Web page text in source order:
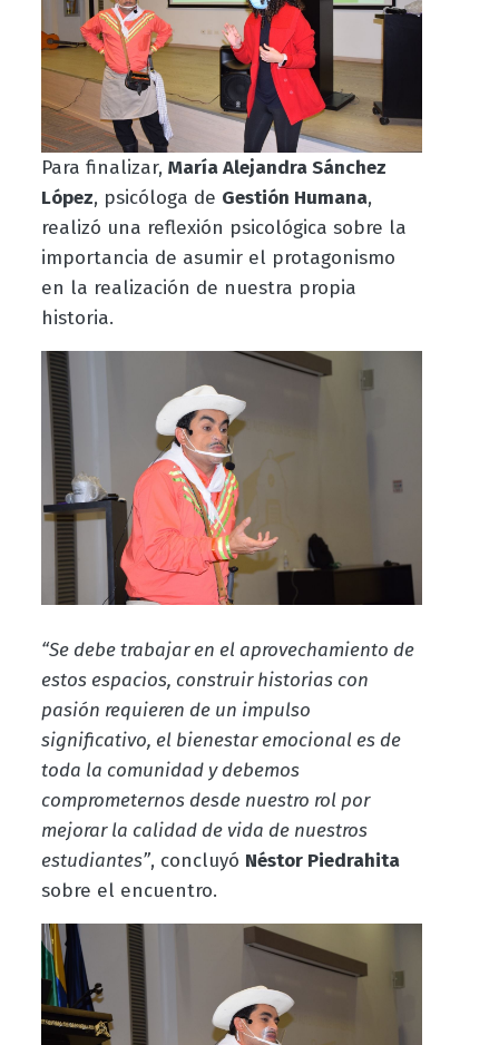
Para finalizar, María Alejandra Sánchez
López, psicóloga de Gestión Humana,
realizó una reflexión psicológica sobre la
importancia de asumir el protagonismo
en la realización de nuestra propia
historia.
“Se debe trabajar en el aprovechamiento de
estos espacios, construir historias con
pasión requieren de un impulso
significativo, el bienestar emocional es de
toda la comunidad y debemos
comprometernos desde nuestro rol por
mejorar la calidad de vida de nuestros
estudiantes”, concluyó Néstor Piedrahita
sobre el encuentro.